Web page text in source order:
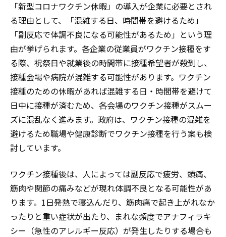
「新型コロナワクチン休暇」の導入が企業に必要とされ
る理由として、「混雑する日、時間帯を避けるため」
「副反応で体調不良になる可能性があるため」という理
由が挙げられます。各企業の従業員がワクチン接種をす
る際、祝祭日や就業後の時間帯に接種希望者が殺到し、
接種会場や病院が混雑する可能性があります。ワクチン
接種のための休暇があれば混雑する日・時間帯を避けて
日中に接種が済むため、各会場のワクチン接種がスムー
ズに混乱なく進みます。政府は、ワクチン接種の混雑を
避けるため職場や健康診断でワクチン接種を行う案も検
討しています。
ワクチン接種後は、人によっては副反応で疲労、頭痛、
筋肉や関節の痛みなどが現れ体調不良となる可能性があ
ります。1日発熱で寝込んだり、筋肉痛で起き上がれなか
ったりと重い症状が出たり、まれな頻度でアナフィラキ
シー（急性のアレルギー反応）が発生したりする場合も